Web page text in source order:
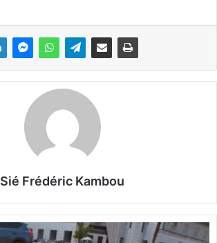
Sié Frédéric Kambou